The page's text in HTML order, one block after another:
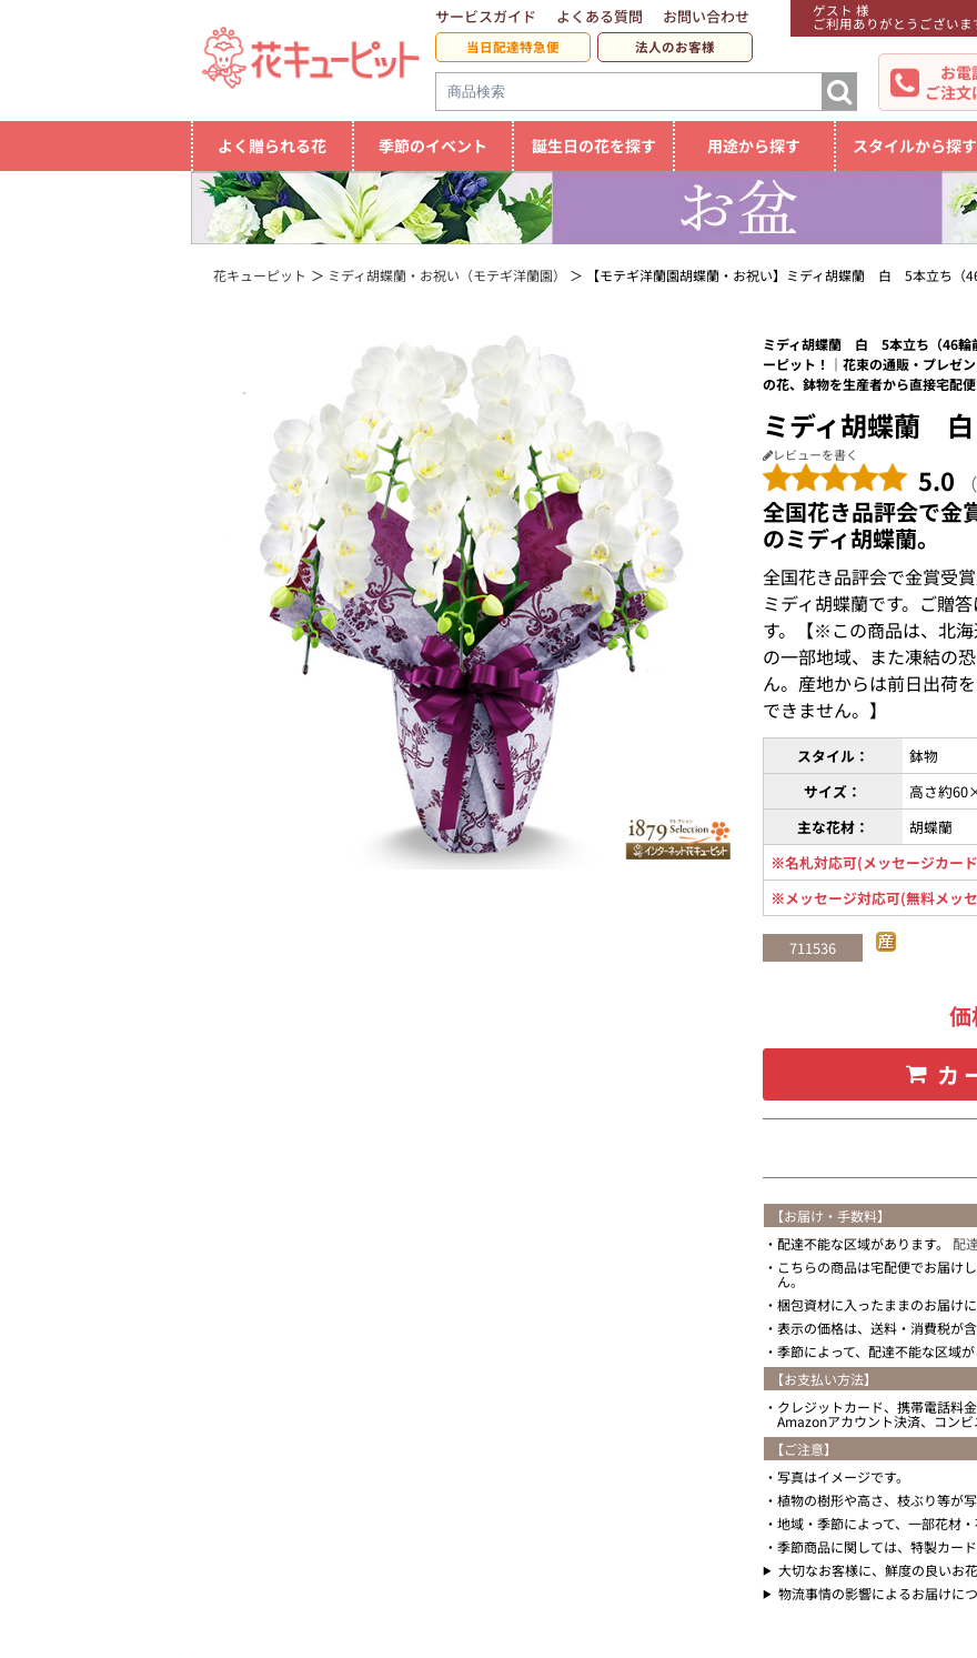
ゲスト 様
ご利用ありがとうございま
サービスガイド よくある質問 お問い合わせ
当日配達特急便 法人のお客様
お電
ご注文
よく贈られる花 季節のイベント 誕生日の花を探す 用途から探す スタイルから探す
花キューピット ミディ胡蝶蘭・お祝い（モテギ洋蘭園） 【モテギ洋蘭園胡蝶蘭・お祝い】ミディ胡蝶蘭 白 5本立ち（46
ミディ胡蝶蘭 白 5本立ち（46輪
ーピット！｜花束の通販・プレゼ
の花、鉢物を生産者から直接宅配便
ミディ胡蝶蘭
レビューを書く
5.0 （
全国花き品評会で金
のミディ胡蝶蘭。
全国花き品評会で金賞受
ミディ胡蝶蘭です。ご贈
す。【※この商品は、北
の一部地域、また凍結の
ん。産地からは前日出荷
できません。】
スタイル：
鉢物
サイズ：
高さ約
主な花材：
胡蝶蘭
※名札対応可(メッセージカー
※メッセージ対応可(無料メッ
711536
価
カ
【お届け・手数料】
配達不能な区域があります。 配
こちらの商品は宅配便でお届け
ん。
梱包資材に入ったままのお届け
表示の価格は、送料・消費税が含
季節によって、配達不能な区域
【お支払い方法】
クレジットカード、携帯電話料
Amazonアカウント決済、コン
【ご注意】
写真はイメージです。
植物の樹形や高さ、枝ぶり等が
地域・季節によって、一部花材
季節商品に関しては、特製カー
大切なお客様に、鮮度の良いお
物流事情の影響によるお届けに